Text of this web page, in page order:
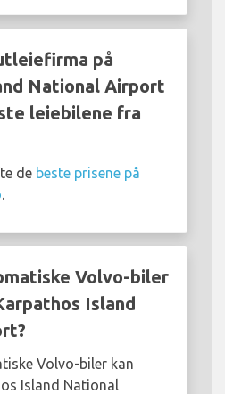
på
National Airport
leiebilene fra
de beste prisene på
Volvo-biler
Island
Volvo-biler kan
Island National